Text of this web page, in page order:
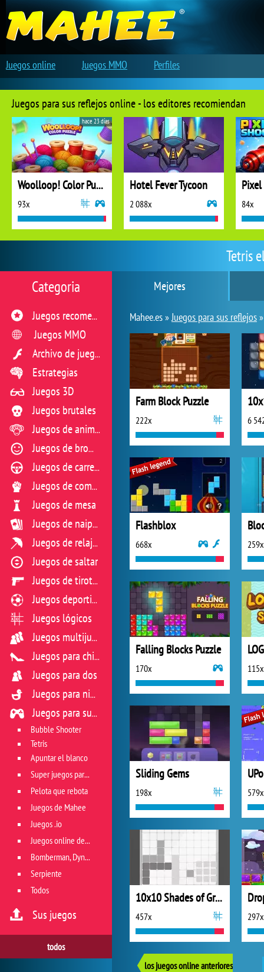
Tetris
Mejores
Mahee.es »Juegos para sus reflejos
Farm Block Puzzle
222x 6
Flashblox
668x 259x
Falling Blocks Puzzle
170x 115x
Sliding Gems
198x 579x
10x10 Shades of Grey
457x 297x
los juegos online anteriores
Categoria
Juegos recomendados
Juegos MMO
Archivo de juegos flash
Estrategias
Juegos 3D
Juegos brutales
Juegos de animales
Juegos de broma
Juegos de carreras
Juegos de combate
Juegos de mesa
Juegos de naipes
Juegos de relajación
Juegos de saltar
Juegos de tiroteo
Juegos deportivos
Juegos lógicos
Juegos multijugador
Juegos para chicas
Juegos para dos
Juegos para niños
Juegos para sus reflejos
Bubble Shooter
Tetris
Apuntar el blanco
Super juegos para reflejos
Pelota que rebota
Juegos de Mahee
Juegos .io
Juegos online de géneros múltiples
Bomberman, Dyna Blaster y Pacman
Serpiente
Todos
Sus juegos
todos
Juegos para sus reflejos online - los editores recomiendan
Woolloop! Color Puzzle
93x
hace 23 días
Hotel Fever Tycoon
2 088x 84x
Juegos online Juegos MMO Perfiles